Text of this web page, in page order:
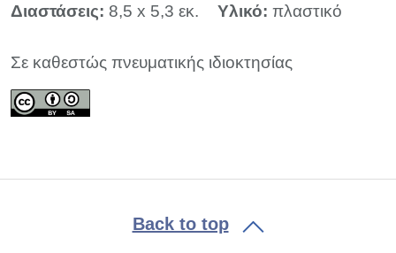
Διαστάσεις: 8,5 x 5,3 εκ. Υλικό: πλαστικό
Σε καθεστώς πνευματικής ιδιοκτησίας
Back to top